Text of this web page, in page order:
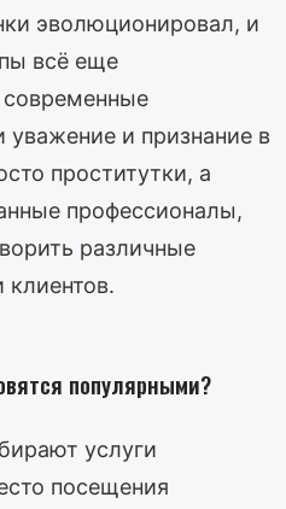
эволюционировал, и
всё еще
современные
уважение и признание в
проститутки, а
профессионалы,
различные
популярными?
услуги
посещения